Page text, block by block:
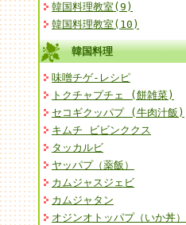
韓国料理教室(9)
韓国料理教室(10)
韓国料理
味噌チゲ-レシピ
トクチャプチェ (餅雑菜)
セコギクッパプ (牛肉汁飯)
キムチ ビビンククス
タッカルビ
ヤッパプ（薬飯）
カムジャスジェビ
カムジャタン
オジンオトッパプ（いか丼）